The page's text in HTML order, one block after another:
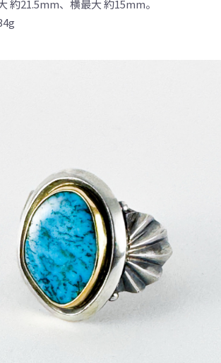
約21.5mm、横最大 約15mm。